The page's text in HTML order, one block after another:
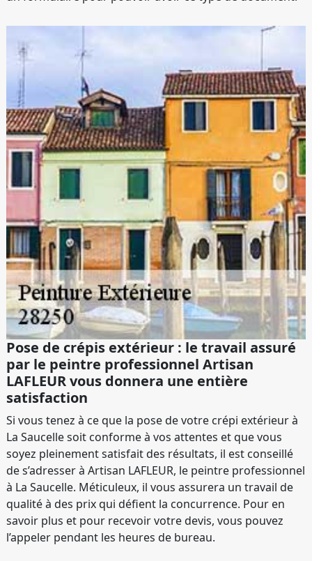
Pose de crépis extérieur : le travail assuré
par le peintre professionnel Artisan
LAFLEUR vous donnera une entière
satisfaction
Si vous tenez à ce que la pose de votre crépi extérieur à
La Saucelle soit conforme à vos attentes et que vous
soyez pleinement satisfait des résultats, il est conseillé
de s’adresser à Artisan LAFLEUR, le peintre professionnel
à La Saucelle. Méticuleux, il vous assurera un travail de
qualité à des prix qui défient la concurrence. Pour en
savoir plus et pour recevoir votre devis, vous pouvez
l’appeler pendant les heures de bureau.